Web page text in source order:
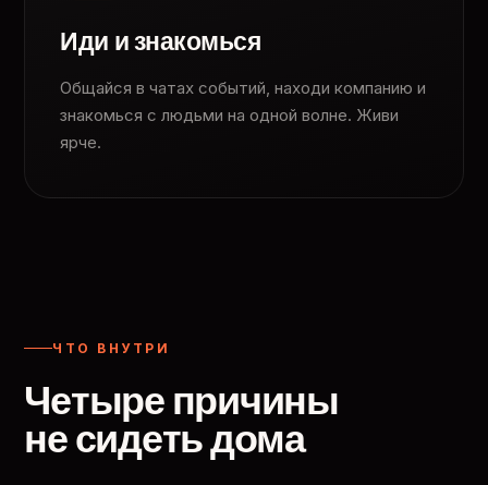
Иди и знакомься
Общайся в чатах событий, находи компанию и
знакомься с людьми на одной волне. Живи
ярче.
ЧТО ВНУТРИ
Четыре причины
не сидеть дома